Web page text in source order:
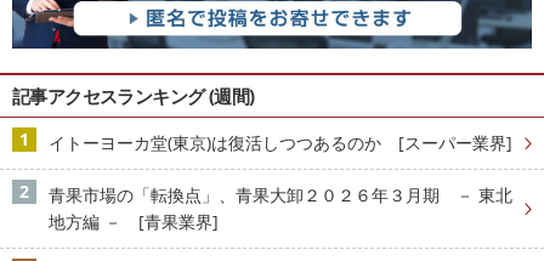
記事アクセスランキング (週間)
イトーヨーカ堂(東京)は復活しつつあるのか [スーパー業界]
青果市場の「転換点」、青果大卸２０２６年３月期 － 東北
地方編 － [青果業界]